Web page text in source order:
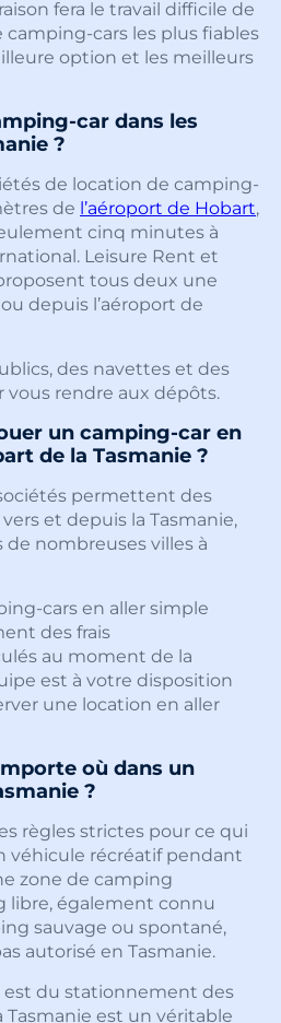
fera le travail difficile de
cars les plus fiables
option et les meilleurs
car dans les
?
de location de camping-
de l’aéroport de Hobart,
cinq minutes à
Leisure Rent et
tous deux une
depuis l’aéroport de
des navettes et des
vous rendre aux dépôts.
un camping-car en
de la Tasmanie ?
permettent des
et depuis la Tasmanie,
de nombreuses villes à
cars en aller simple
des frais
au moment de la
est à votre disposition
une location en aller
où dans un
?
règles strictes pour ce qui
véhicule récréatif pendant
zone de camping
libre, également connu
sauvage ou spontané,
autorisé en Tasmanie.
est du stationnement des
Tasmanie est un véritable